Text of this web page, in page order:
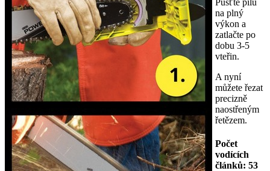
na plný
výkon a
zatlačte po
dobu 3-5
vteřin.
A nyní
můžete řezat
precizně
naostřeným
řetězem.
Počet
vodících
článků: 53